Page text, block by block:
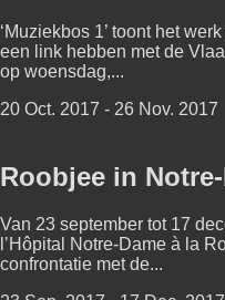
‘Muziekbos 1’ toont het
een link hebben met de
op woensdag,...
20 Oct. 2017 - 26 Nov. 2017
Roobjee in
Van 23 september tot 17
l’Hôpital Notre-Dame à la
confrontatie met de...